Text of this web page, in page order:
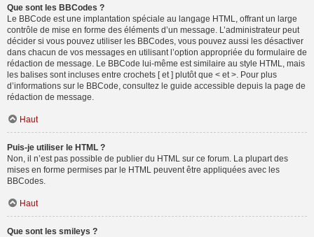
Que sont les BBCodes ?
Le BBCode est une implantation spéciale au langage HTML, offrant un large
contrôle de mise en forme des éléments d’un message. L’administrateur peut
décider si vous pouvez utiliser les BBCodes, vous pouvez aussi les désactiver
dans chacun de vos messages en utilisant l’option appropriée du formulaire de
rédaction de message. Le BBCode lui-même est similaire au style HTML, mais
les balises sont incluses entre crochets [ et ] plutôt que < et >. Pour plus
d’informations sur le BBCode, consultez le guide accessible depuis la page de
rédaction de message.
Haut
Puis-je utiliser le HTML ?
Non, il n’est pas possible de publier du HTML sur ce forum. La plupart des
mises en forme permises par le HTML peuvent être appliquées avec les
BBCodes.
Haut
Que sont les smileys ?